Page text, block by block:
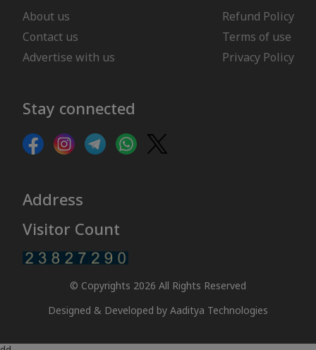
About us
Contact us
Advertise with us
Refund Policy
Terms of use
Privacy Policy
Stay connected
Address
Visitor Count
© Copyrights 2026 All Rights Reserved
Designed & Developed by Aaditya Technologies